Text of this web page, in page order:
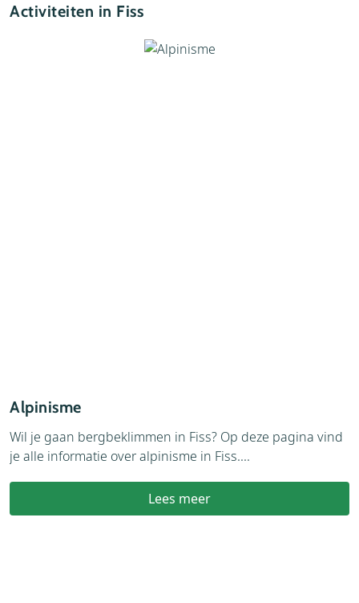
Activiteiten in Fiss
Alpinisme
Wil je gaan bergbeklimmen in Fiss? Op deze pagina vind
je alle informatie over alpinisme in Fiss....
Lees meer